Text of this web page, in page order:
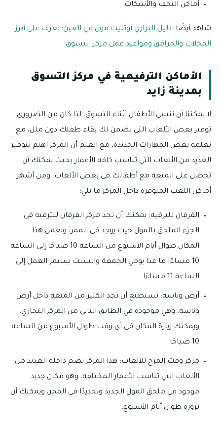
أماكن التحف والأنتيكات
شاهد أيضًا: دليل البراري أوتليت مول في العين؛ تعرف على أبرز
المحلات والمرافق ومواعيد عمل مركز التسوق
الأماكن الترفيهية في مركز التسوق
بمدينة زايد
لا يمكننا أن ننسى الأطفال أثناء التسوق، لذا كان من الضروري
توفير بعض الألعاب التي تضمن لك بقاء طفلك دون ملل، مع
تعلمه بعض المهارات الجديدة، مع العلم أن المركز اهتم بتوفير
العديد من الألعاب التي تناسب كافة الأعمار بحيث يمكنك أن
تحصل على المتعة مع أطفالك في بعض الألعاب، ومن أشهر
أماكن اللعب المتوفرة داخل المركز ما يلي:
الفرقان للترفيه: يمكنك أن تجد مركز الفرقان للترفيه في
الجزء الملحق بالمول حيث يوجد في الممر، ويعمل هذا
المكان طوال أيام الأسبوع من الساعة 10 صباحًا إلى الساعة
10 مساءًا ما عدا يومي الجمعة والسبت يستمر العمل إلى
الساعة 11 مساءًا.
أرض وناسة: تستطيع أن تجد الكثير من المتعة داخل أرض
وناسة، وهي موجودة في الطابق الثاني من المركز التجاري،
ويمكنك زيارة المكان في أي وقت طوال الأسبوع من الساعة
10 صباحًا.
مركز وقت المرح للألعاب: هذا المركز يضم داخله العديد من
الألعاب التي تناسب الأعمار المختلفة، وهو مكان جديد
موجود في ملحق المول الجديد وتحديدًا في الممر، ويمكنك أن
تزوره طوال أيام الأسبوع.